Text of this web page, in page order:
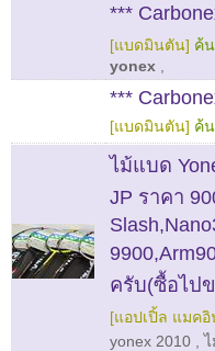
***
[แบดมินตัน] ค้
yonex
***
[แบดมินตัน] ค้
ไม้แบด
JP ราคา
ครับ(ซื้อไป
[แอปเปิ้ล แมค
yonex 2010 ,